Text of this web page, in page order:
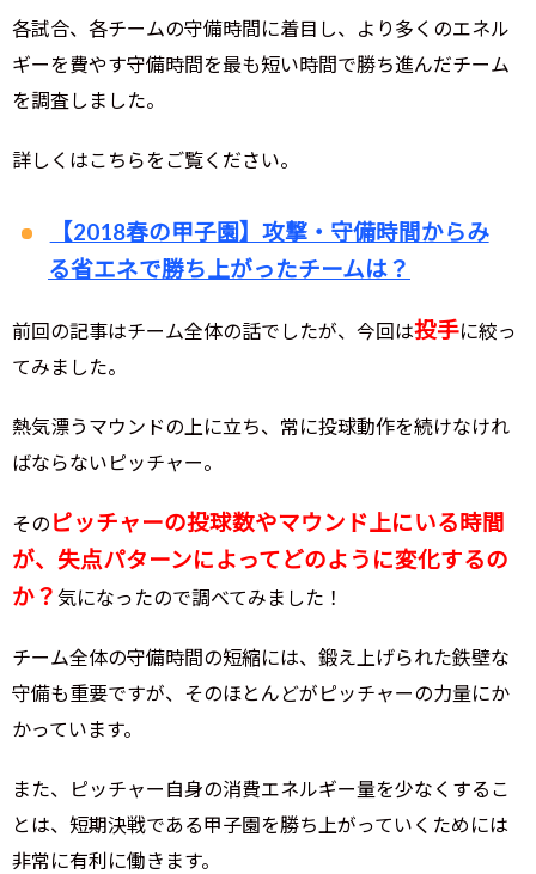
各試合、各チームの守備時間に着目し、より多くのエネル
ギーを費やす守備時間を最も短い時間で勝ち進んだチーム
を調査しました。
詳しくはこちらをご覧ください。
【2018春の甲子園】攻撃・守備時間からみ
る省エネで勝ち上がったチームは？
前回の記事はチーム全体の話でしたが、今回は投手に絞っ
てみました。
熱気漂うマウンドの上に立ち、常に投球動作を続けなけれ
ばならないピッチャー。
その ピッチャーの投球数やマウンド上にいる時間
が、失点パターンによってどのように変化するの
か？ 気になったので調べてみました！
チーム全体の守備時間の短縮には、鍛え上げられた鉄壁な
守備も重要ですが、そのほとんどがピッチャーの力量にか
かっています。
また、ピッチャー自身の消費エネルギー量を少なくするこ
とは、短期決戦である甲子園を勝ち上がっていくためには
非常に有利に働きます。